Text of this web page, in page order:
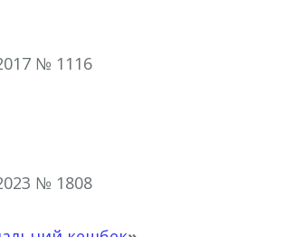
№ 1116
№ 1808